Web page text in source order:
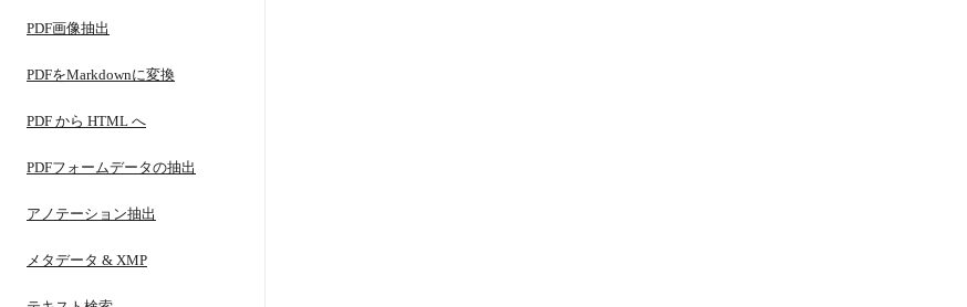
PDF画像抽出
PDFをMarkdownに変換
PDF から HTML へ
PDFフォームデータの抽出
アノテーション抽出
メタデータ & XMP